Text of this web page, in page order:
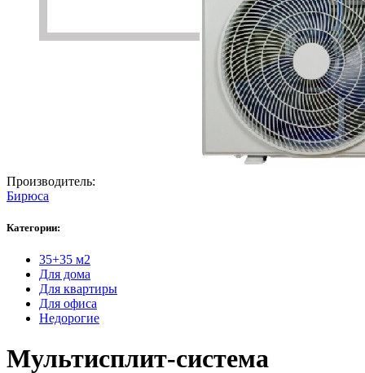
Производитель:
Бирюса
Категории:
35+35 м2
Для дома
Для квартиры
Для офиса
Недорогие
Мультисплит-система